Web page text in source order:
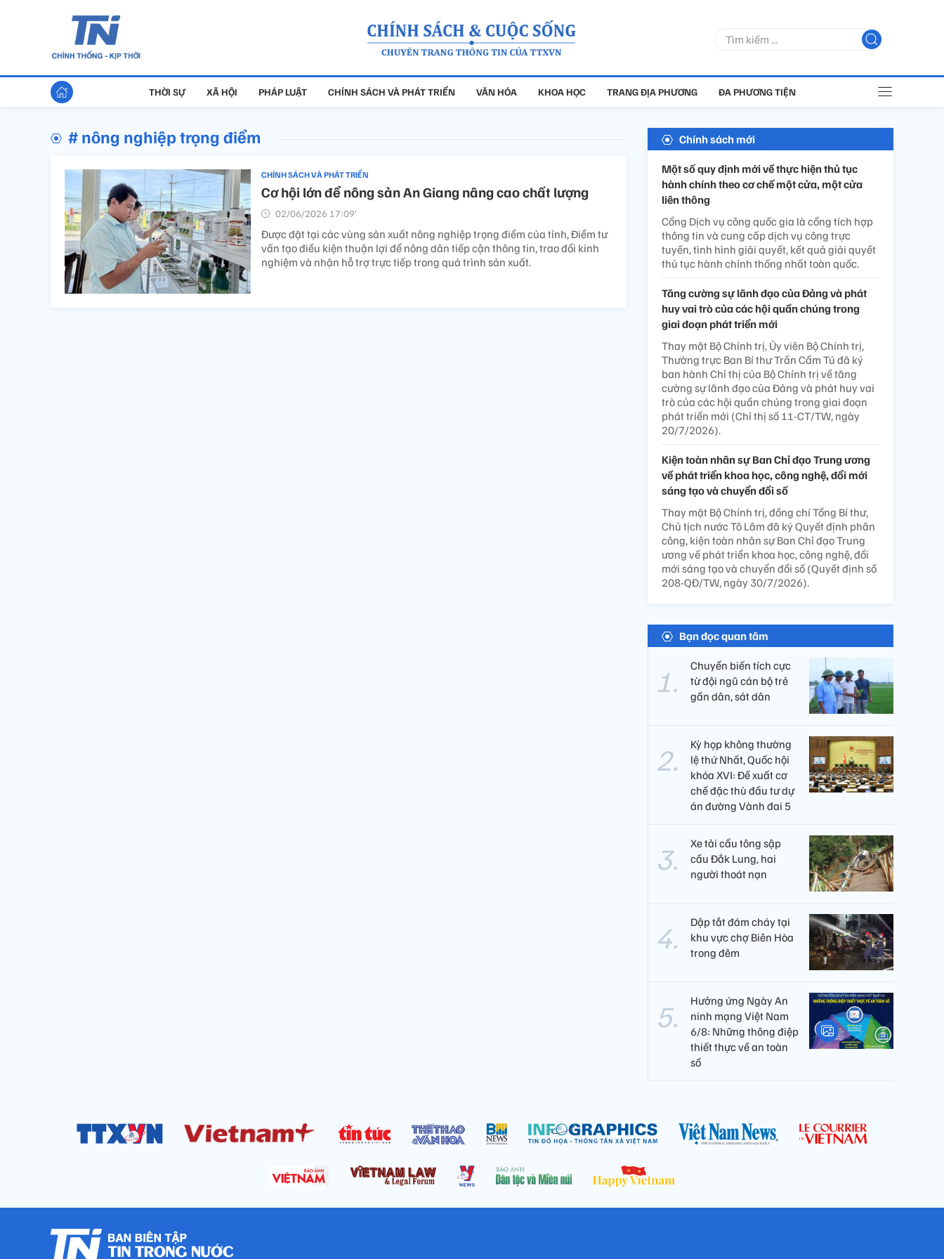
THỜI SỰ XÃ HỘI PHÁP LUẬT CHÍNH SÁCH VÀ PHÁT TRIỂN VĂN HÓA KHOA HỌC TRANG ĐỊA PHƯƠNG ĐA PHƯƠNG TIỆN
# nông nghiệp trọng điểm
CHÍNH SÁCH VÀ PHÁT TRIỂN
Cơ hội lớn để nông sản An Giang nâng cao chất lượng
02/06/2026 17:09’
Được đặt tại các vùng sản xuất nông nghiệp trọng điểm của tỉnh, Điểm tư
vấn tạo điều kiện thuận lợi để nông dân tiếp cận thông tin, trao đổi kinh
nghiệm và nhận hỗ trợ trực tiếp trong quá trình sản xuất.
Chính sách mới
Một số quy định mới về thực hiện thủ tục
hành chính theo cơ chế một cửa, một cửa
liên thông
Cổng Dịch vụ công quốc gia là cổng tích hợp
thông tin và cung cấp dịch vụ công trực
tuyến, tình hình giải quyết, kết quả giải quyết
thủ tục hành chính thống nhất toàn quốc.
Tăng cường sự lãnh đạo của Đảng và phát
huy vai trò của các hội quần chúng trong
giai đoạn phát triển mới
Thay mặt Bộ Chính trị, Ủy viên Bộ Chính trị,
Thường trực Ban Bí thư Trần Cẩm Tú đã ký
ban hành Chỉ thị của Bộ Chính trị về tăng
cường sự lãnh đạo của Đảng và phát huy vai
trò của các hội quần chúng trong giai đoạn
phát triển mới (Chỉ thị số 11-CT/TW, ngày
20/7/2026).
Kiện toàn nhân sự Ban Chỉ đạo Trung ương
về phát triển khoa học, công nghệ, đổi mới
sáng tạo và chuyển đổi số
Thay mặt Bộ Chính trị, đồng chí Tổng Bí thư,
Chủ tịch nước Tô Lâm đã ký Quyết định phân
công, kiện toàn nhân sự Ban Chỉ đạo Trung
ương về phát triển khoa học, công nghệ, đổi
mới sáng tạo và chuyển đổi số (Quyết định số
208-QĐ/TW, ngày 30/7/2026).
Bạn đọc quan tâm
Chuyển biến tích cực
từ đội ngũ cán bộ trẻ
gần dân, sát dân
Kỳ họp không thường
lệ thứ Nhất, Quốc hội
khóa XVI: Đề xuất cơ
chế đặc thù đầu tư dự
án đường Vành đai 5
Xe tải cẩu tông sập
cầu Đắk Lung, hai
người thoát nạn
Dập tắt đám cháy tại
khu vực chợ Biên Hòa
trong đêm
Hưởng ứng Ngày An
ninh mạng Việt Nam
6/8: Những thông điệp
thiết thực về an toàn
số